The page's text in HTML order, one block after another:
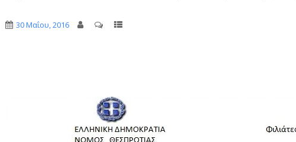
30 Μαΐου, 2016